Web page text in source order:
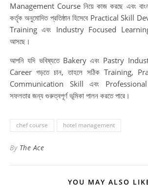
Management Course নিয়ে কাজ করছে এবং
কর্তৃক অনুমোদিত প্রতিষ্ঠান হিসেবে Practical
Training এবং Industry Focused
আসছে।
আপনি যদি ভবিষ্যতে Bakery এবং Pastry
Career গড়তে চান, তাহলে সঠিক Training,
Communication Skill এবং
সফলতার জন্য গুরুত্বপূর্ণ ভূমিকা পালন করতে পারে।
chef course hotel management
By The Ace
YOU MAY ALSO